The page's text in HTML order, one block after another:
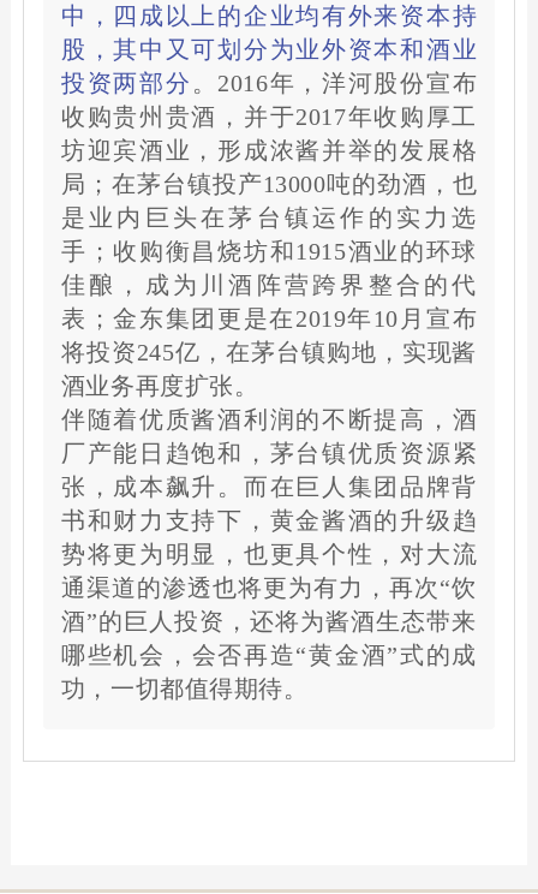
中，四成以上的企业均有外来资本持
股，其中又可划分为业外资本和酒业
投资两部分 。 2016年，洋河股份宣布
收购贵州贵酒，并于2017年收购厚工
坊迎宾酒业，形成浓酱并举的发展格
局；在茅台镇投产13000吨的劲酒，也
是业内巨头在茅台镇运作的实力选
手；收购衡昌烧坊和1915酒业的环球
佳酿，成为川酒阵营跨界整合的代
表；金东集团更是在2019年10月宣布
将投资245亿，在茅台镇购地，实现酱
酒业务再度扩张。
伴随着优质酱酒利润的不断提高，酒
厂产能日趋饱和，茅台镇优质资源紧
张，成本飙升。 而在巨人集团品牌背
书和财力支持下，黄金酱酒的升级趋
势将更为明显，也更具个性，对大流
通渠道的渗透也将更为有力，再次“饮
酒”的巨人投资，还将为酱酒生态带来
哪些机会，会否再造“黄金酒”式的成
功，一切都值得期待。